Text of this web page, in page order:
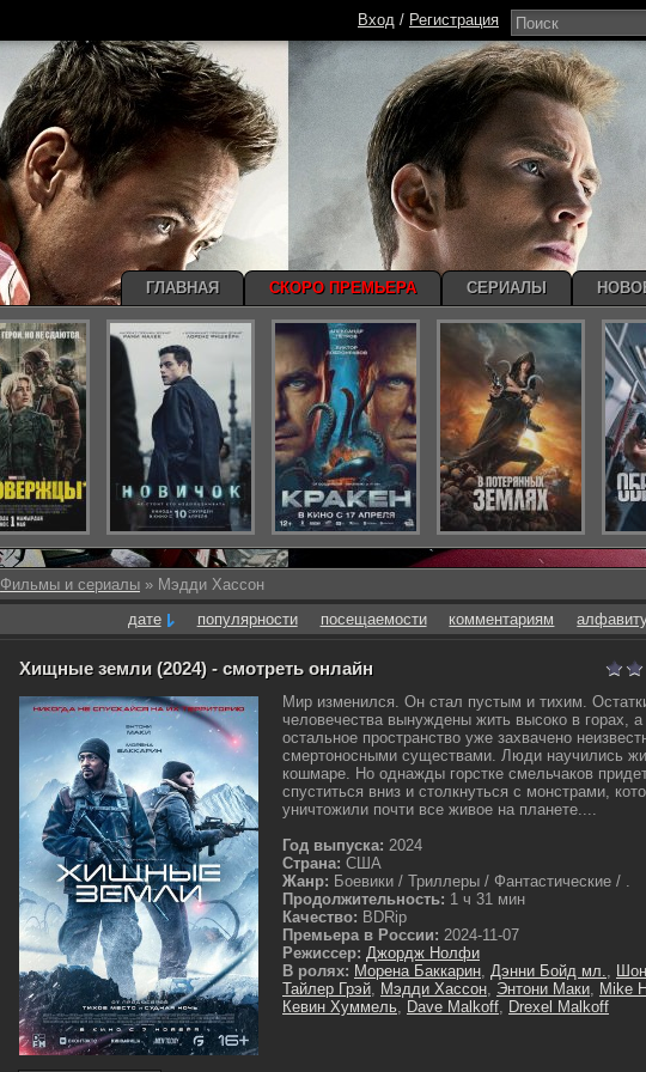
Фильмы и сериалы » Мэдди Хассон
дате
популярности посещаемости комментариям
Хищные земли (2024) - смотреть онлайн
Мир изменился. Он стал пустым и тихим.
человечества вынуждены жить высоко в горах, а
остальное пространство уже захвачено
смертоносными существами. Люди научились
кошмаре. Но однажды горстке смельчаков
спуститься вниз и столкнуться с монстрами,
уничтожили почти все живое на планете....
Год выпуска: 2024
Страна: США
Жанр: Боевики / Триллеры / Фантастические / .
Продолжительность: 1 ч 31 мин
Качество: BDRip
Премьера в России: 2024-11-07
Режиссер: Джордж Нолфи
В ролях: Морена Баккарин, Дэнни Бойд мл.,
Тайлер Грэй, Мэдди Хассон, Энтони Маки, Mike
Кевин Хуммель, Dave Malkoff, Drexel Malkoff
Вход / Регистрация
ГЛАВНАЯ СКОРО ПРЕМЬЕРА СЕРИАЛЫ